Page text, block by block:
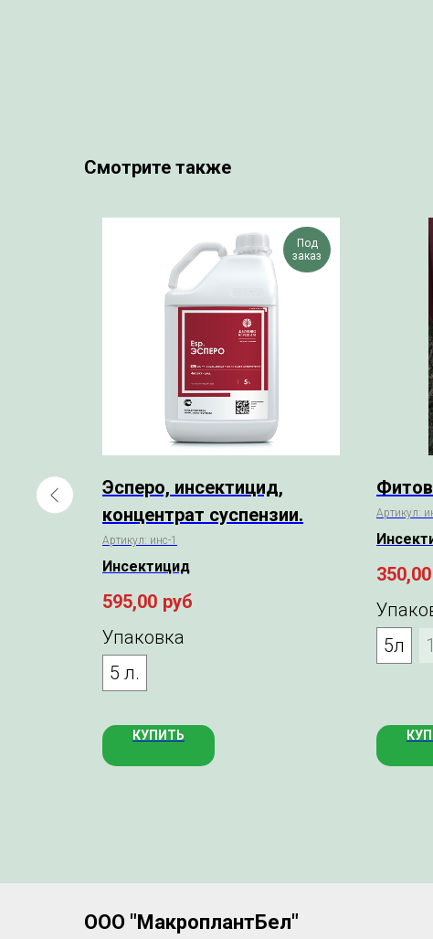
Смотрите также
Под
заказ
Эсперо, инсектицид,
концентрат суспензии.
Артикул: инс-1
Инсектицид
595,00 руб
Упаковка
5 л.
КУПИТЬ
Артикул:
350,00
5л
ООО "МакроплантБел"